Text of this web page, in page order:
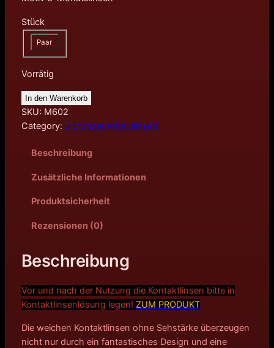
Stück
Paar
Vorrätig
In den Warenkorb
SKU: M602
Category: 3 Monate (Motivlinsen)
Beschreibung
Zusätzliche Informationen
Produktsicherheit
Rezensionen (0)
Beschreibung
Vor und nach der Nutzung die Kontaktlinsen bitte in
Kontaktlinsenlösung legen! ZUM PRODUKT
Die weichen Kontaktlinsen ohne Sehstärke überzeugen
nicht nur durch ein fantastisches Design und eine